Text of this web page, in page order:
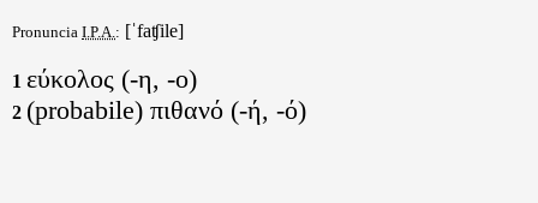
Pronuncia I.P.A.: [ˈfaʧile]
1 εύκολος (-η, -ο)
2 (probabile) πιθανό (-ή, -ό)